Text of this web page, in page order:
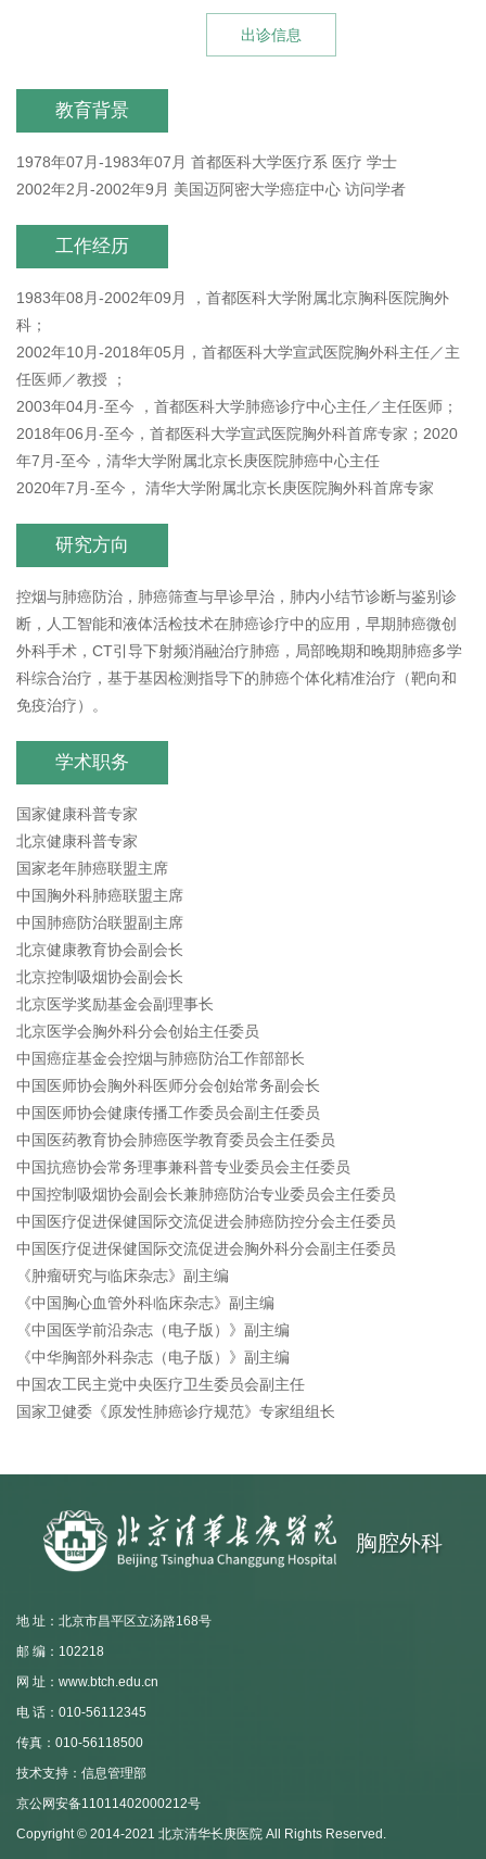
出诊信息
教育背景
1978年07月-1983年07月 首都医科大学医疗系 医疗 学士
2002年2月-2002年9月 美国迈阿密大学癌症中心 访问学者
工作经历
1983年08月-2002年09月 ，首都医科大学附属北京胸科医院胸外
科；
2002年10月-2018年05月，首都医科大学宣武医院胸外科主任／主
任医师／教授 ；
2003年04月-至今 ，首都医科大学肺癌诊疗中心主任／主任医师；
2018年06月-至今，首都医科大学宣武医院胸外科首席专家；2020
年7月-至今，清华大学附属北京长庚医院肺癌中心主任
2020年7月-至今， 清华大学附属北京长庚医院胸外科首席专家
研究方向
控烟与肺癌防治，肺癌筛查与早诊早治，肺内小结节诊断与鉴别诊
断，人工智能和液体活检技术在肺癌诊疗中的应用，早期肺癌微创
外科手术，CT引导下射频消融治疗肺癌，局部晚期和晚期肺癌多学
科综合治疗，基于基因检测指导下的肺癌个体化精准治疗（靶向和
免疫治疗）。
学术职务
国家健康科普专家
北京健康科普专家
国家老年肺癌联盟主席
中国胸外科肺癌联盟主席
中国肺癌防治联盟副主席
北京健康教育协会副会长
北京控制吸烟协会副会长
北京医学奖励基金会副理事长
北京医学会胸外科分会创始主任委员
中国癌症基金会控烟与肺癌防治工作部部长
中国医师协会胸外科医师分会创始常务副会长
中国医师协会健康传播工作委员会副主任委员
中国医药教育协会肺癌医学教育委员会主任委员
中国抗癌协会常务理事兼科普专业委员会主任委员
中国控制吸烟协会副会长兼肺癌防治专业委员会主任委员
中国医疗促进保健国际交流促进会肺癌防控分会主任委员
中国医疗促进保健国际交流促进会胸外科分会副主任委员
《肿瘤研究与临床杂志》副主编
《中国胸心血管外科临床杂志》副主编
《中国医学前沿杂志（电子版）》副主编
《中华胸部外科杂志（电子版）》副主编
中国农工民主党中央医疗卫生委员会副主任
国家卫健委《原发性肺癌诊疗规范》专家组组长
胸腔外科
地 址：北京市昌平区立汤路168号
邮 编：102218
网 址：www.btch.edu.cn
电 话：010-56112345
传真：010-56118500
技术支持：信息管理部
京公网安备11011402000212号
Copyright © 2014-2021 北京清华长庚医院 All Rights Reserved.